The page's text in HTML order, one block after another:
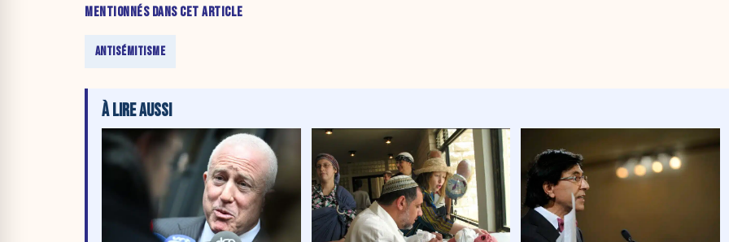
MENTIONNÉS DANS CET ARTICLE
ANTISÉMITISME
À LIRE AUSSI